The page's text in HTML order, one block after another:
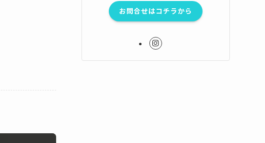
お問合せはコチラから